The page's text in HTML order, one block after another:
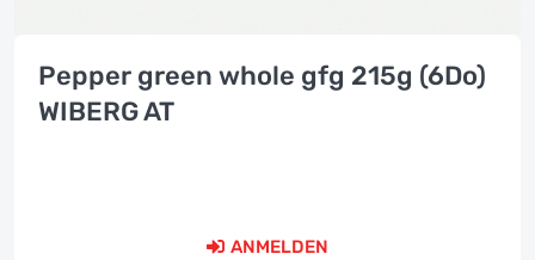
Pepper green whole gfg 215g (6Do)
WIBERG AT
ANMELDEN